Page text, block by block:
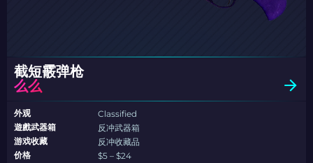
截短霰弹枪
么么
外观
Classified
遊戲武器箱
反冲武器箱
游戏收藏
反冲收藏品
价格
$5 – $24